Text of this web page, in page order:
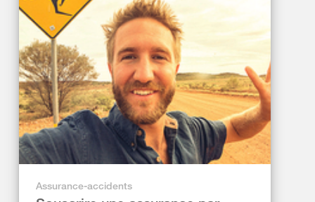
Assurance-accidents